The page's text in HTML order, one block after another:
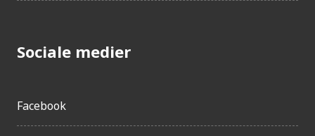
Sociale medier
Facebook